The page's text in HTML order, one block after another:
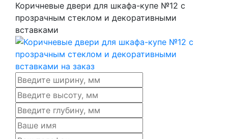
Коричневые двери для шкафа-купе №12 с
прозрачным стеклом и декоративными
вставками